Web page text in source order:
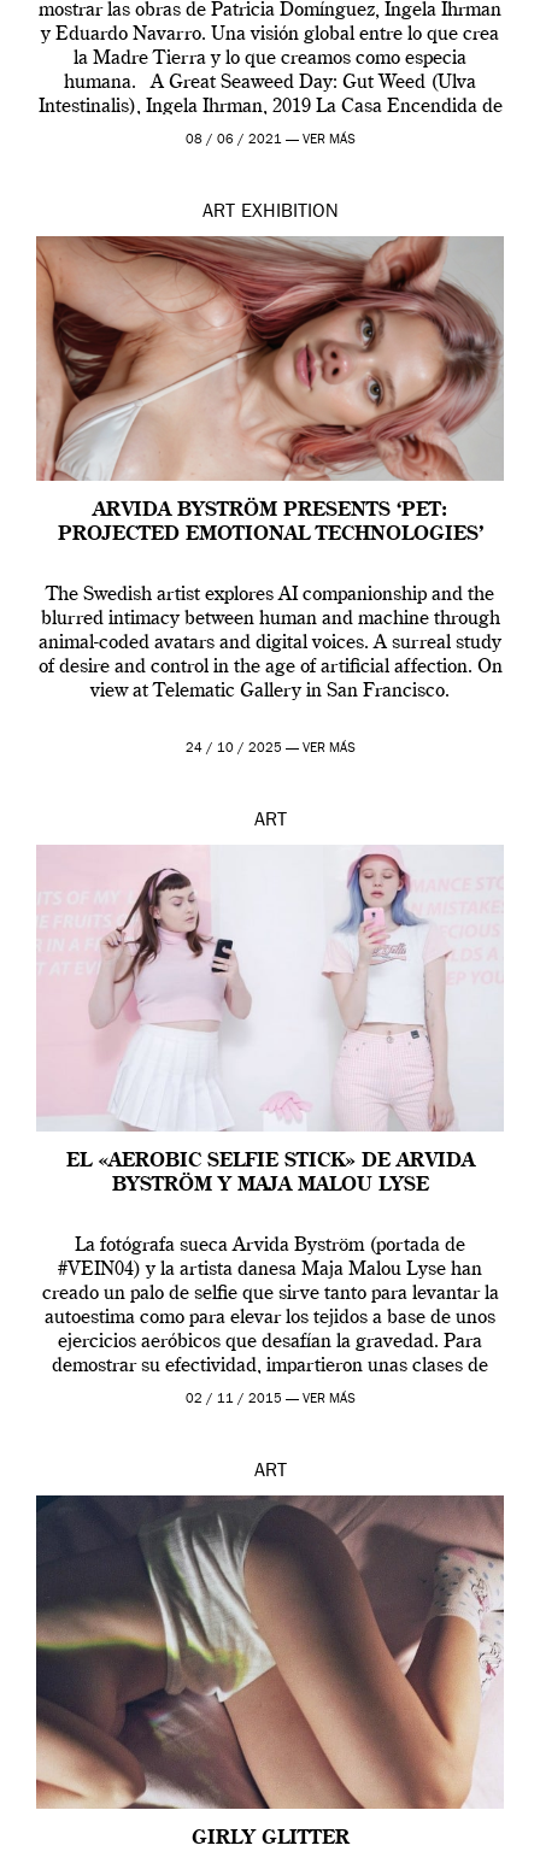
mostrar las obras de Patricia Domínguez, Ingela Ihrman
y Eduardo Navarro. Una visión global entre lo que crea
la Madre Tierra y lo que creamos como especia
humana. A Great Seaweed Day: Gut Weed (Ulva
Intestinalis), Ingela Ihrman, 2019 La Casa Encendida de
Madrid y la Wellcome […]
08 / 06 / 2021 — VER MÁS
ART EXHIBITION
ARVIDA BYSTRÖM PRESENTS ‘PET:
PROJECTED EMOTIONAL TECHNOLOGIES’
The Swedish artist explores AI companionship and the
blurred intimacy between human and machine through
animal-coded avatars and digital voices. A surreal study
of desire and control in the age of artificial affection. On
view at Telematic Gallery in San Francisco.
24 / 10 / 2025 — VER MÁS
ART
EL «AEROBIC SELFIE STICK» DE ARVIDA
BYSTRÖM Y MAJA MALOU LYSE
La fotógrafa sueca Arvida Byström (portada de
#VEIN04) y la artista danesa Maja Malou Lyse han
creado un palo de selfie que sirve tanto para levantar la
autoestima como para elevar los tejidos a base de unos
ejercicios aeróbicos que desafían la gravedad. Para
demostrar su efectividad, impartieron unas clases de
prueba en el Tate […]
02 / 11 / 2015 — VER MÁS
ART
GIRLY GLITTER